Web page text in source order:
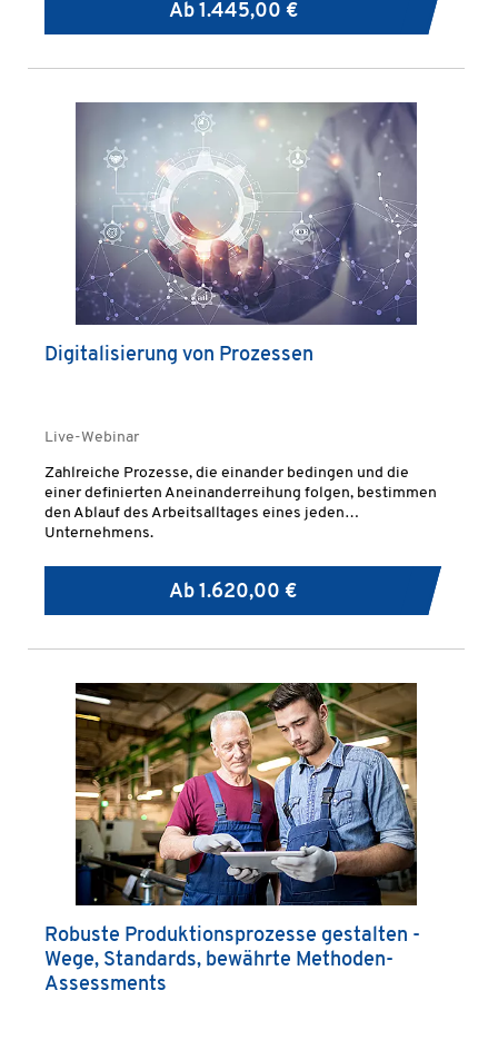
Ab 1.445,00 €
Digitalisierung von Prozessen
Live-Webinar
Zahlreiche Prozesse, die einander bedingen und die
einer definierten Aneinanderreihung folgen, bestimmen
den Ablauf des Arbeitsalltages eines jeden
Unternehmens.
Ab 1.620,00 €
Robuste Produktionsprozesse gestalten -
Wege, Standards, bewährte Methoden-
Assessments